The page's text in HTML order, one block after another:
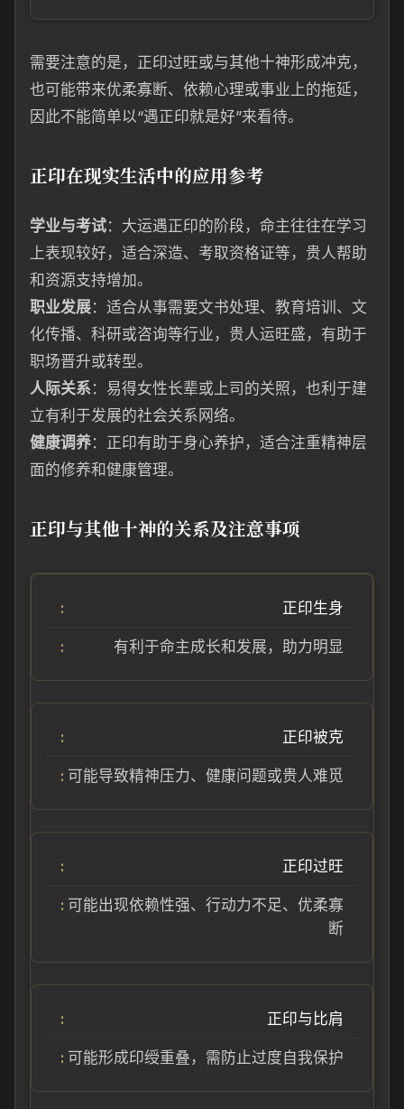
需要注意的是，正印过旺或与其他十神形成冲克，
也可能带来优柔寡断、依赖心理或事业上的拖延，
因此不能简单以“遇正印就是好”来看待。
正印在现实生活中的应用参考
学业与考试：大运遇正印的阶段，命主往往在学习
上表现较好，适合深造、考取资格证等，贵人帮助
和资源支持增加。
职业发展：适合从事需要文书处理、教育培训、文
化传播、科研或咨询等行业，贵人运旺盛，有助于
职场晋升或转型。
人际关系：易得女性长辈或上司的关照，也利于建
立有利于发展的社会关系网络。
健康调养：正印有助于身心养护，适合注重精神层
面的修养和健康管理。
正印与其他十神的关系及注意事项
正印生身
有利于命主成长和发展，助力明显
正印被克
可能导致精神压力、健康问题或贵人难觅
正印过旺
可能出现依赖性强、行动力不足、优柔寡
断
正印与比肩
可能形成印绶重叠，需防止过度自我保护